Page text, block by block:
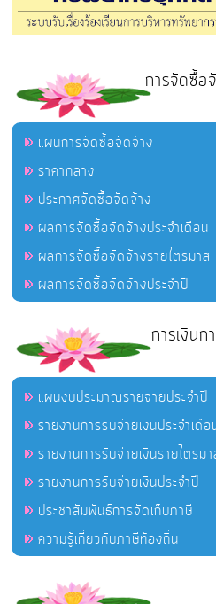
การจัดซื้อ
แผนการจัดซื้อจัดจ้าง
ราคากลาง
ประกาศจัดซื้อจัดจ้าง
ผลการจัดซื้อจัดจ้างประจำเดือน
ผลการจัดซื้อจัดจ้างรายไตรมาส
ผลการจัดซื้อจัดจ้างประจำปี
การเงินก
แผนงบประมาณรายจ่ายประจำปี
รายงานการรับจ่ายเงินประจำเดือ
รายงานการรับจ่ายเงินรายไตรม
รายงานการรับจ่ายเงินประจำปี
ประชาสัมพันธ์การจัดเก็บภาษี
ความรู้เกี่ยวกับภาษีท้องถิ่น